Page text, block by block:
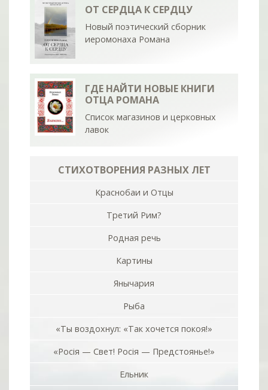
ОТ СЕРДЦА К СЕРДЦУ
Новый поэтический сборник
иеромонаха Романа
ГДЕ НАЙТИ НОВЫЕ КНИГИ
ОТЦА РОМАНА
Список магазинов и церковных
лавок
СТИХОТВОРЕНИЯ РАЗНЫХ ЛЕТ
Краснобаи и Отцы
Третий Рим?
Родная речь
Картины
Янычария
Рыба
«Ты воздохнул: «Так хочется покоя!»
«Росiя — Свет! Росiя — Предстоянье!»
Ельник